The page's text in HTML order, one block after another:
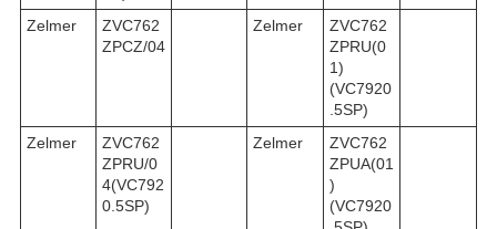
Zelmer
ZVC762
ZPCZ/04
Zelmer
ZVC762
ZPRU(0
1)
(VC7920
.5SP)
Zelmer
ZVC762
ZPRU/0
4(VC792
0.5SP)
Zelmer
ZVC762
ZPUA(01
)
(VC7920